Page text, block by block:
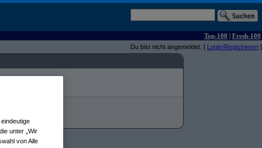
Top-100 | Fresh-100
Du bist nicht angemeldet. [ Login/Registrieren ]
unter „Wir
von Alle